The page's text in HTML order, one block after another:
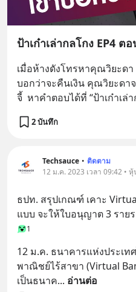
ป้าเก๋าเล่ากลโกง EP4 ต
เมื่อห้างดังโทรหาคุณวิยะดา
บอกว่าจะคืนเงิน คุณวิยะดาจ
จี้  หาคำตอบได้ที่ “ป้าเก๋าเล่า
2 บันทึก
Techsauce • ติดตาม
12 ม.ค. 2023 เวลา 09:42 •
ธปท. สรุปเกณฑ์ เคาะ
แบบ จะให้ใบอนุญาต 3 ราย
1
12 ม.ค. ธนาคารแห่งประเท
พาณิชย์ไร้สาขา (Virtual
เป็นธนาค... อ่านต่อ